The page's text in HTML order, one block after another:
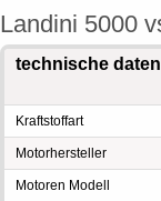
Landini 5000
technische daten
Kraftstoffart
Motorhersteller
Motoren Modell